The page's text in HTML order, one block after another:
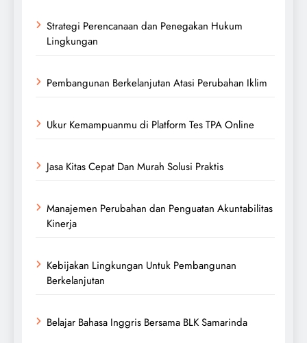
Strategi Perencanaan dan Penegakan Hukum
Lingkungan
Pembangunan Berkelanjutan Atasi Perubahan Iklim
Ukur Kemampuanmu di Platform Tes TPA Online
Jasa Kitas Cepat Dan Murah Solusi Praktis
Manajemen Perubahan dan Penguatan Akuntabilitas
Kinerja
Kebijakan Lingkungan Untuk Pembangunan
Berkelanjutan
Belajar Bahasa Inggris Bersama BLK Samarinda